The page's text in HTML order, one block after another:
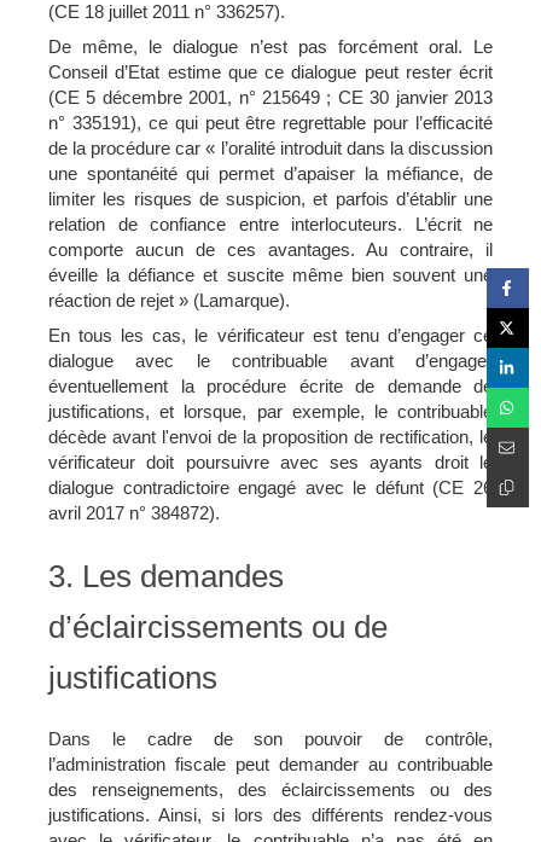
(CE 18 juillet 2011 n° 336257).
De même, le dialogue n’est pas forcément oral. Le
Conseil d’Etat estime que ce dialogue peut rester écrit
(CE 5 décembre 2001, n° 215649 ; CE 30 janvier 2013
n° 335191), ce qui peut être regrettable pour l’efficacité
de la procédure car « l’oralité introduit dans la discussion
une spontanéité qui permet d’apaiser la méfiance, de
limiter les risques de suspicion, et parfois d’établir une
relation de confiance entre interlocuteurs. L’écrit ne
comporte aucun de ces avantages. Au contraire, il
éveille la défiance et suscite même bien souvent une
réaction de rejet » (Lamarque).
En tous les cas, le vérificateur est tenu d’engager ce
dialogue avec le contribuable avant d’engager
éventuellement la procédure écrite de demande de
justifications, et lorsque, par exemple, le contribuable
décède avant l'envoi de la proposition de rectification, le
vérificateur doit poursuivre avec ses ayants droit le
dialogue contradictoire engagé avec le défunt (CE 26
avril 2017 n° 384872).
3. Les demandes
d’éclaircissements ou de
justifications
Dans le cadre de son pouvoir de contrôle,
l’administration fiscale peut demander au contribuable
des renseignements, des éclaircissements ou des
justifications. Ainsi, si lors des différents rendez-vous